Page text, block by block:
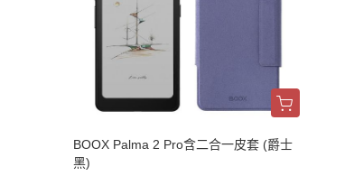
BOOX Palma 2 Pro含二合一皮套 (爵士
黑)